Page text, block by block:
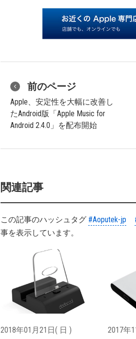
前のページ
Apple、安定性を大幅に改善し
たAndroid版「Apple Music for
Android 2.4.0」を配布開始
関連記事
この記事のハッシュタグ #Aoputek-jp
事を表示しています。
2018年01月21日( 日 ) 2017年